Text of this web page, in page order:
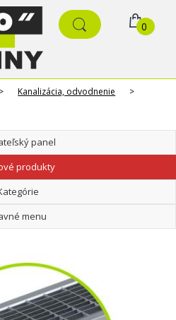
0
> Kanalizácia, odvodnenie >
panel
produkty
menu